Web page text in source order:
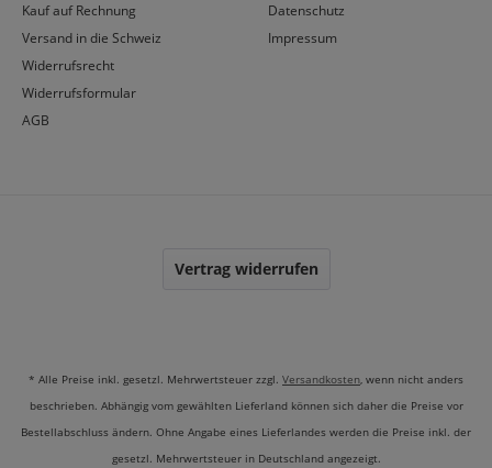
Kauf auf Rechnung
Versand in die Schweiz
Widerrufsrecht
Widerrufsformular
AGB
Datenschutz
Impressum
Vertrag widerrufen
* Alle Preise inkl. gesetzl. Mehrwertsteuer zzgl. Versandkosten, wenn nicht anders
beschrieben. Abhängig vom gewählten Lieferland können sich daher die Preise vor
Bestellabschluss ändern. Ohne Angabe eines Lieferlandes werden die Preise inkl. der
gesetzl. Mehrwertsteuer in Deutschland angezeigt.